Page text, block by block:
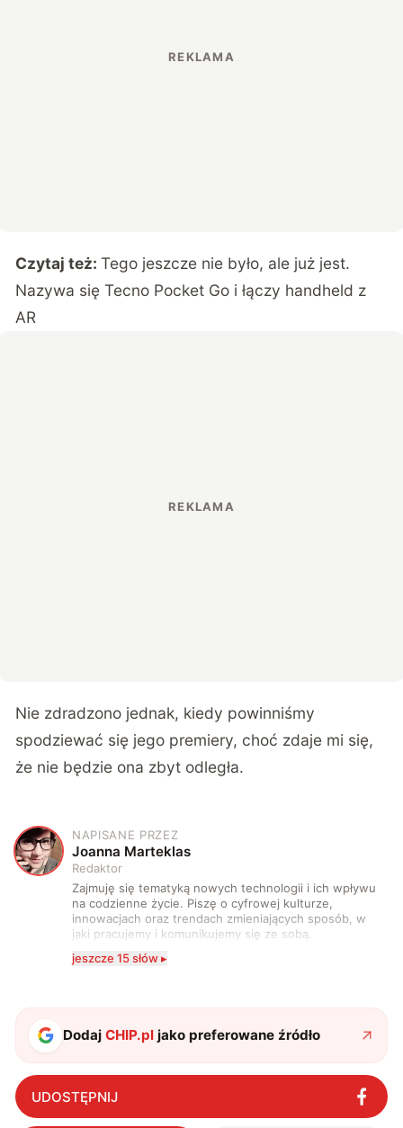
Czytaj też:Tego jeszcze nie było, ale już jest.
Nazywa się Tecno Pocket Go i łączy handheld z
AR
Nie zdradzono jednak, kiedy powinniśmy
spodziewać się jego premiery, choć zdaje mi się,
że nie będzie ona zbyt odległa.
J
NAPISANE PRZEZ
Joanna Marteklas
Redaktor
Zajmuję się tematyką nowych technologii i ich wpływu
na codzienne życie. Piszę o cyfrowej kulturze,
innowacjach oraz trendach zmieniających sposób, w
jaki pracujemy i komunikujemy się ze sobą.
technologii a współczesną popkulturą. W wolnych
jeszcze 15 słów ▸
DodajCHIP.pl jako preferowane źródło
UDOSTĘPNIJ